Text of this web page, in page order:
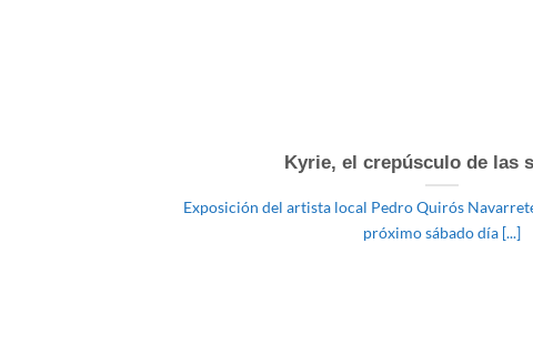
Kyrie, el crepúsculo de las
Exposición del artista local Pedro Quirós
próximo sábado día [...]